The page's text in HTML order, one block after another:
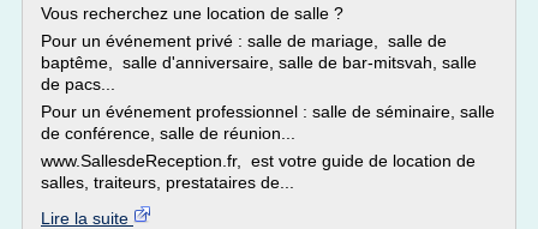
Vous recherchez une location de salle ?
Pour un événement privé : salle de mariage, salle de
baptême, salle d'anniversaire, salle de bar-mitsvah, salle
de pacs...
Pour un événement professionnel : salle de séminaire, salle
de conférence, salle de réunion...
www.SallesdeReception.fr, est votre guide de location de
salles, traiteurs, prestataires de...
Lire la suite